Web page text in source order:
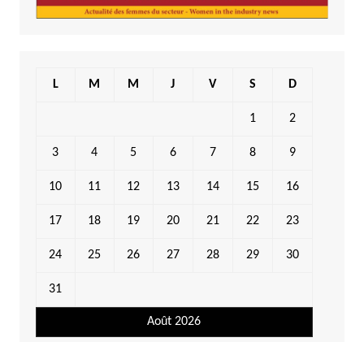
Août 2026
L M M J V S D
1 2
3 4 5 6 7 8 9
10 11 12 13 14 15 16
17 18 19 20 21 22 23
24 25 26 27 28 29 30
31